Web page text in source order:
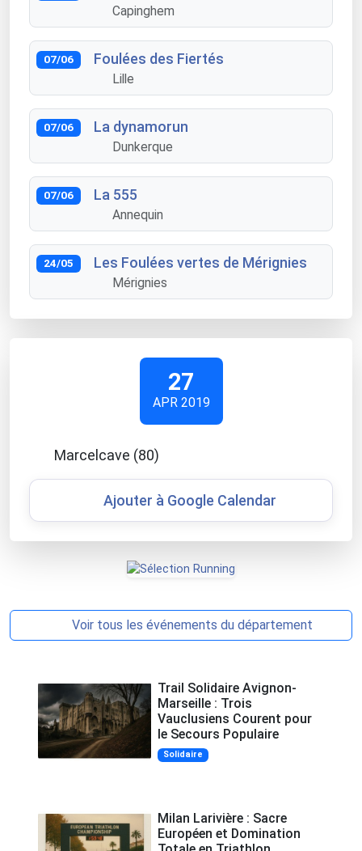
Capinghem
07/06 Foulées des Fiertés
Lille
07/06 La dynamorun
Dunkerque
07/06 La 555
Annequin
24/05 Les Foulées vertes de Mérignies
Mérignies
27
APR 2019
Marcelcave (80)
Ajouter à Google Calendar
Voir tous les événements du département
Trail Solidaire Avignon-
Marseille : Trois
Vauclusiens Courent pour
le Secours Populaire
Solidaire
Milan Larivière : Sacre
Européen et Domination